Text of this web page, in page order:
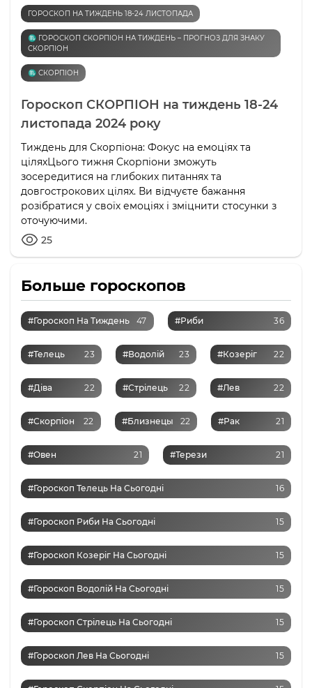
ГОРОСКОП НА ТИЖДЕНЬ 18-24 ЛИСТОПАДА
♏️ ГОРОСКОП СКОРПІОН НА ТИЖДЕНЬ – ПРОГНОЗ ДЛЯ ЗНАКУ
СКОРПІОН
♏️ СКОРПІОН
Гороскоп СКОРПІОН на тиждень 18-24
листопада 2024 року
Тиждень для Скорпіона: Фокус на емоціях та
ціляхЦього тижня Скорпіони зможуть
зосередитися на глибоких питаннях та
довгострокових цілях. Ви відчуєте бажання
розібратися у своїх емоціях і зміцнити стосунки з
оточуючими.
25
Больше гороскопов
#Гороскоп На Тиждень 47 #Риби 36
#Телець 23 #Водолій 23 #Козеріг 22
#Діва 22 #Стрілець 22 #Лев 22
#Скорпіон 22 #Близнецы 22 #Рак 21
#Овен 21 #Терези 21
#Гороскоп Телець На Сьогодні 16
#Гороскоп Риби На Сьогодні 15
#Гороскоп Козеріг На Сьогодні 15
#Гороскоп Водолій На Сьогодні 15
#Гороскоп Стрілець На Сьогодні 15
#Гороскоп Лев На Сьогодні 15